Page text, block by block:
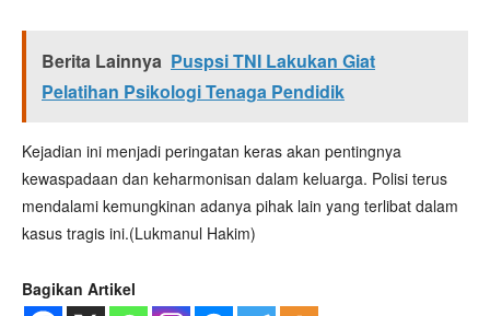
Berita Lainnya Puspsi TNI Lakukan Giat
Pelatihan Psikologi Tenaga Pendidik
Kejadian ini menjadi peringatan keras akan pentingnya
kewaspadaan dan keharmonisan dalam keluarga. Polisi terus
mendalami kemungkinan adanya pihak lain yang terlibat dalam
kasus tragis ini.(Lukmanul Hakim)
Bagikan Artikel